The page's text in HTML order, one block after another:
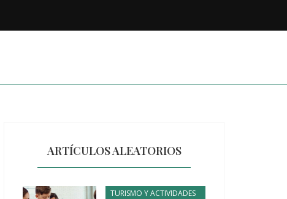
ARTÍCULOS ALEATORIOS
TURISMO Y ACTIVIDADES